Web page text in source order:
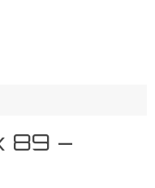
89 –